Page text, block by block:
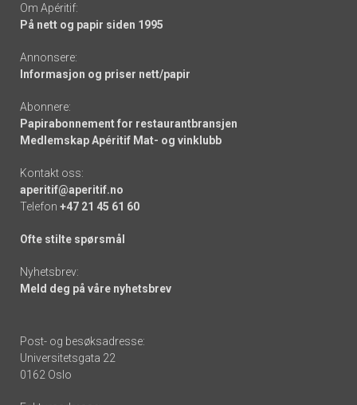
Om Apéritif:
På nett og papir siden 1995
Annonsere:
Informasjon og priser nett/papir
Abonnere:
Papirabonnement for restaurantbransjen
Medlemskap Apéritif Mat- og vinklubb
Kontakt oss:
aperitif@aperitif.no
Telefon +47 21 45 61 60
Ofte stilte spørsmål
Nyhetsbrev:
Meld deg på våre nyhetsbrev
Post- og besøksadresse:
Universitetsgata 22
0162 Oslo